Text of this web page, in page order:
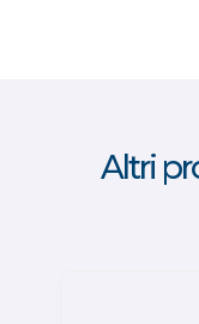
Altri